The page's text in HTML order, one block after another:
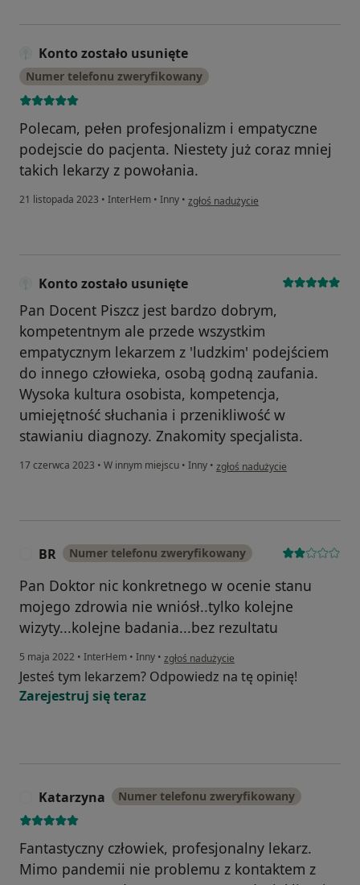
Konto zostało usunięte
Numer telefonu zweryfikowany
Polecam, pełen profesjonalizm i empatyczne
podejscie do pacjenta. Niestety już coraz mniej
takich lekarzy z powołania.
21 listopada 2023 • InterHem • Inny • w opinii użytkownika Konto zostało
zgłoś nadużycie
Konto zostało usunięte
Pan Docent Piszcz jest bardzo dobrym,
kompetentnym ale przede wszystkim
empatycznym lekarzem z 'ludzkim' podejściem
do innego człowieka, osobą godną zaufania.
Wysoka kultura osobista, kompetencja,
umiejętność słuchania i przenikliwość w
stawianiu diagnozy. Znakomity specjalista.
17 czerwca 2023 • W innym miejscu • Inny • w opinii użytkownika Konto
zgłoś nadużycie
BR Numer telefonu zweryfikowany
Pan Doktor nic konkretnego w ocenie stanu
mojego zdrowia nie wniósł..tylko kolejne
wizyty...kolejne badania...bez rezultatu
5 maja 2022 • InterHem • Inny • w opinii użytkownika BR
zgłoś nadużycie
Jesteś tym lekarzem? Odpowiedz na tę opinię!
Zarejestruj się teraz
Katarzyna Numer telefonu zweryfikowany
Fantastyczny człowiek, profesjonalny lekarz.
Mimo pandemii nie problemu z kontaktem z